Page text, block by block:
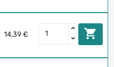
14,39 € 